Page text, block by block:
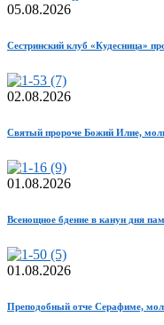
05.08.2026
Сестринский клуб «Кудесница»
02.08.2026
Святый пророче Божий Илие,
01.08.2026
Всенощное бдение в канун дня
01.08.2026
Преподобный отче Серафиме,